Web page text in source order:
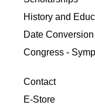
History and
Date
Congress -
Contact
E-Store